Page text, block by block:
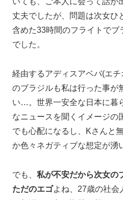
丈夫でしたが、問題は次女ひ
含めた33時間のフライトでブ
でした。
経由するアディスアベバ(エ
のブラジルも私は行った事が
い…。世界一安全な日本に暮
なニュースを聞くイメージの
でも心配になるし、Kさんと
か色々ネガティブな想定が湧
でも、 私が不安だから次女の
ただのエゴよね、27歳の社会